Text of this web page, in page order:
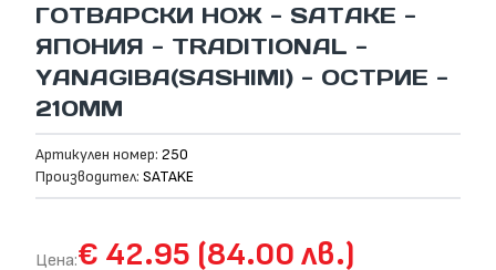
ГОТВАРСКИ НОЖ - SATAKE -
ЯПОНИЯ - TRADITIONAL -
YANAGIBA(SASHIMI) - ОСТРИЕ -
210ММ
Артикулен номер: 250
Производител: SATAKE
Цена:€ 42.95 (84.00 лв.)